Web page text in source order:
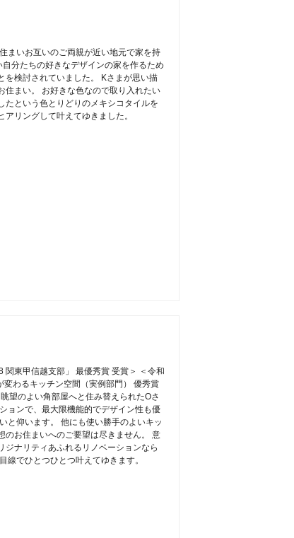
まいお互いのご両親が近い地元で家を持
分たちの好きなデザインの家を作るため
を検討されていました。 Kさまが思い描
住まい。 お好きな色なので取り入れたい
たという色とりどりのメキシコタイルを
リングして叶えてゆきました。
関東甲信越支部」 最優秀賞 受賞＞ ＜令和
わるキッチン空間（実例部門） 優秀賞
望のよい角部屋へと住み替えられたOさ
ョンで、最大限機能的でデザイン性も優
と仰います。 他にも使い勝手のよいキッ
お住まいへのご要望は尽きません。 意
ジナリティあふれるリノベーションなら
線でひとつひとつ叶えてゆきます。